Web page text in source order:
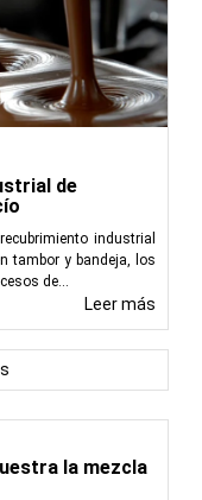
la mezcla
de
industrial
tambor y bandeja, los
de...
Leer más